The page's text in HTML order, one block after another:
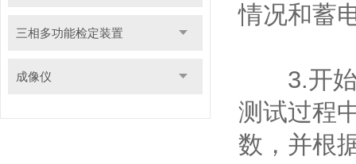
三相多功能检定装置
成像仪
情况和蓄
3.开始
测试过程
数，并根